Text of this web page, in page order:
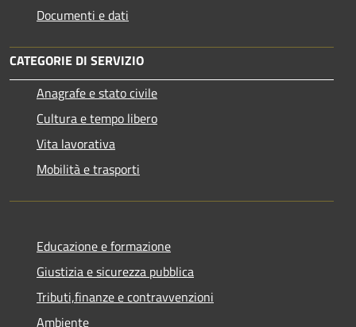
Documenti e dati
CATEGORIE DI SERVIZIO
Anagrafe e stato civile
Cultura e tempo libero
Vita lavorativa
Mobilità e trasporti
Educazione e formazione
Giustizia e sicurezza pubblica
Tributi,finanze e contravvenzioni
Ambiente